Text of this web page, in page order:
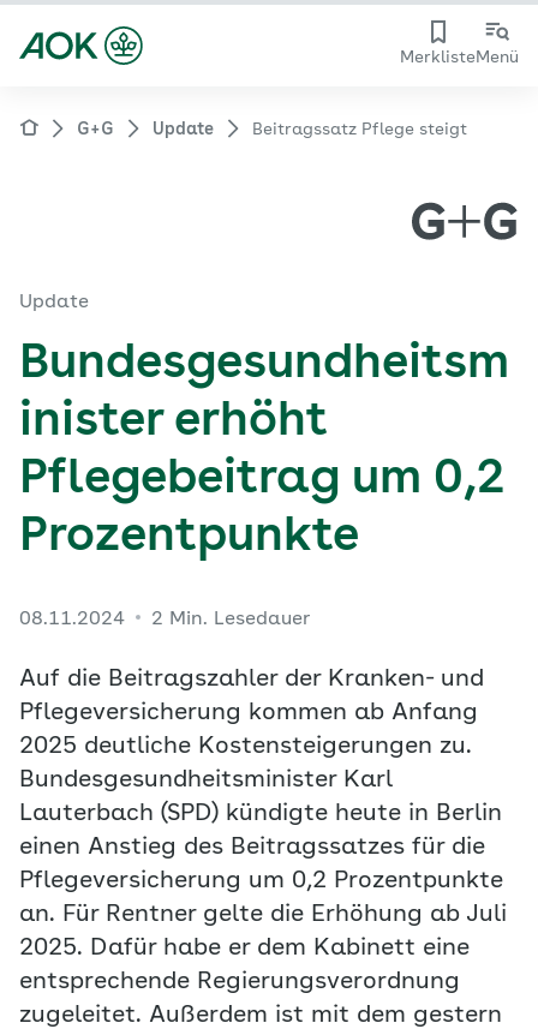
MerklisteMenü
G+G Update Beitragssatz Pflege steigt
Update
Bundesgesundheitsm
inister erhöht
Pflegebeitrag um 0,2
Prozentpunkte
08.11.2024 2 Min. Lesedauer
Auf die Beitragszahler der Kranken- und
Pflegeversicherung kommen ab Anfang
2025 deutliche Kostensteigerungen zu.
Bundesgesundheitsminister Karl
Lauterbach (SPD) kündigte heute in Berlin
einen Anstieg des Beitragssatzes für die
Pflegeversicherung um 0,2 Prozentpunkte
an. Für Rentner gelte die Erhöhung ab Juli
2025. Dafür habe er dem Kabinett eine
entsprechende Regierungsverordnung
zugeleitet. Außerdem ist mit dem gestern